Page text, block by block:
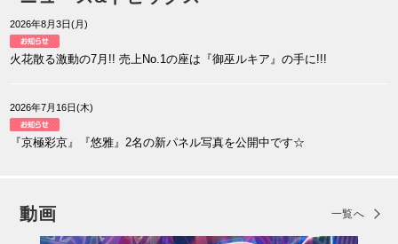
2026年8月3日(月)
火花散る激動の7月!! 売上No.1の座は『御巫ルキア』の手に!!!
2026年7月16日(木)
『京極彩京』『悠雅』2名の新パネル写真を公開中です☆
動画 一覧へ